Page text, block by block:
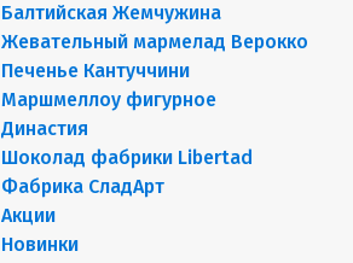
Балтийская Жемчужина
Жевательный мармелад Верокко
Печенье Кантуччини
Маршмеллоу фигурное
Династия
Шоколад фабрики Libertad
Фабрика СладАрт
Акции
Новинки